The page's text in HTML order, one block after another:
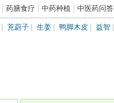
药膳食疗 中药种植 中医药问答
茺蔚子 生姜 鸭脚木皮 益智